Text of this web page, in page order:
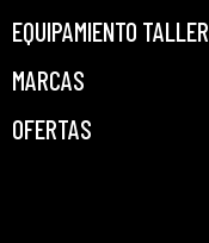
EQUIPAMIENTO TALLER
MARCAS
OFERTAS